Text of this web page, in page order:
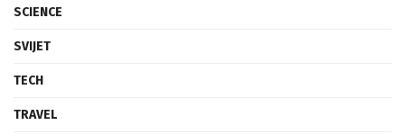
SCIENCE
SVIJET
TECH
TRAVEL